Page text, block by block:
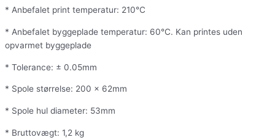
* Anbefalet print temperatur: 210°C
* Anbefalet byggeplade temperatur: 60°C. Kan printes uden
opvarmet byggeplade
* Tolerance: ± 0.05mm
* Spole størrelse: 200 x 62mm
* Spole hul diameter: 53mm
* Bruttovægt: 1,2 kg